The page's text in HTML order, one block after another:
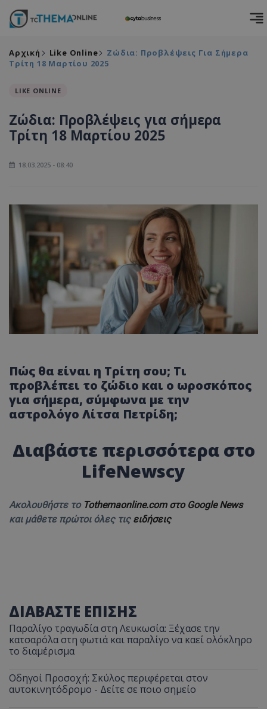
Αρχική Like Online
Ζώδια: Προβλέψεις Για Σήμερα
Τρίτη 18 Μαρτίου 2025
LIKE ONLINE
Ζώδια: Προβλέψεις για σήμερα
Τρίτη 18 Μαρτίου 2025
18.03.2025 - 08:40
Πώς θα είναι η Τρίτη σου; Τι
προβλέπει το ζώδιο και ο ωροσκόπος
για σήμερα, σύμφωνα με την
αστρολόγο Λίτσα Πετρίδη;
Διαβάστε περισσότερα στο
LifeNewscy
Ακολουθήστε το Tothemaonline.com στο Google News
και μάθετε πρώτοι όλες τις ειδήσεις
ΔΙΑΒΑΣΤΕ ΕΠΙΣΗΣ
Παραλίγο τραγωδία στη Λευκωσία: Ξέχασε την
κατσαρόλα στη φωτιά και παραλίγο να καεί ολόκληρο
το διαμέρισμα
Οδηγοί Προσοχή: Σκύλος περιφέρεται στον
αυτοκινητόδρομο - Δείτε σε ποιο σημείο